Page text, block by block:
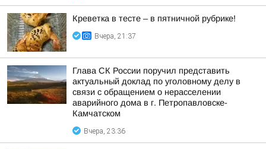
Креветка в тесте – в пятничной рубрике!
Вчера, 21:37
Глава СК России поручил представить
актуальный доклад по уголовному делу в
связи с обращением о нерасселении
аварийного дома в г. Петропавловске-
Камчатском
Вчера, 23:36